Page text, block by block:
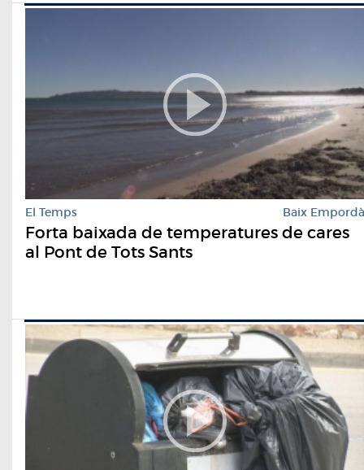
El Temps Baix Empordà
Forta baixada de temperatures de cares
al Pont de Tots Sants